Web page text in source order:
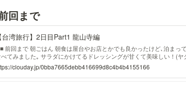
回まで
台湾旅行】2日目Part1 龍山寺編
前回まで 朝ごはん 朝食は屋台やお店とかでも良かったけど､泊まっ
てみました｡ サラダにかけてるドレッシングが甘くて美味しい！(ヤ
な感想としては､欧米の方々がかなり居た気がします｡ 2. 人が違えば
寺へ いざ地下鉄に乗り込む 悠遊カードまたは､
clouday.jp/0bba7665debb416699d8c4b4b4155166